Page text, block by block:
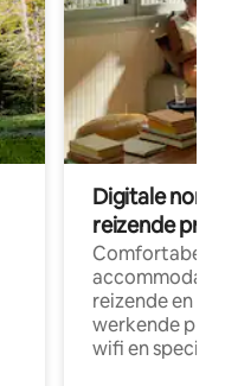
Digitale
reizende
Comfortabele
reizende en
werkende
wifi en